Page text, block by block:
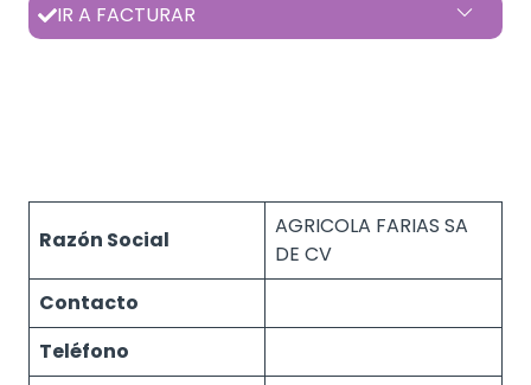
IR A FACTURAR
Razón Social
AGRICOLA FARIAS SA
DE CV
Contacto
Teléfono